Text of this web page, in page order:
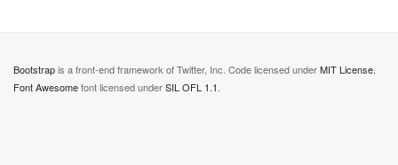
Bootstrapis a front-end framework of Twitter, Inc. Code licensed underMIT License.
Font Awesomefont licensed underSIL OFL 1.1